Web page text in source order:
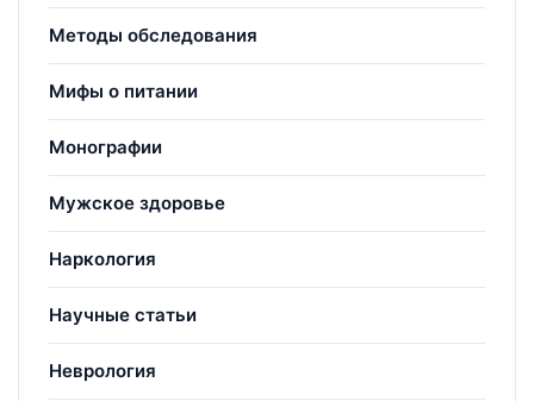
Методы обследования
Мифы о питании
Монографии
Мужское здоровье
Наркология
Научные статьи
Неврология